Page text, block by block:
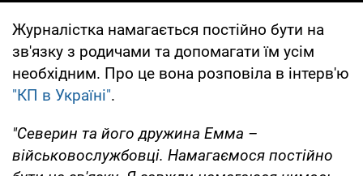
Журналістка намагається постійно бути на
зв'язку з родичами та допомагати їм усім
необхідним. Про це вона розповіла в інтерв'ю
"КП в Україні".
"Северин та його дружина Емма –
військовослужбовці. Намагаємося постійно